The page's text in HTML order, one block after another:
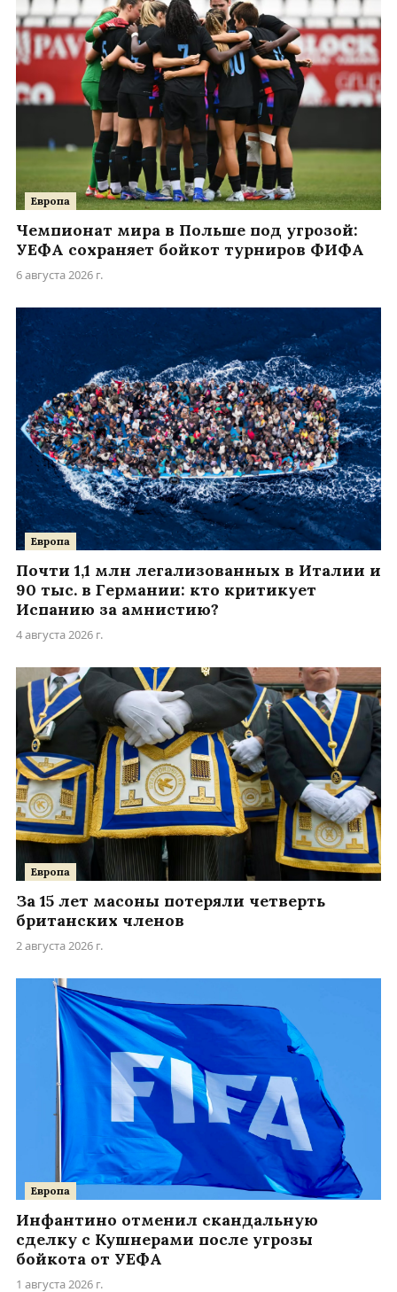
Европа
Чемпионат мира в Польше под угрозой:
УЕФА сохраняет бойкот турниров ФИФА
6 августа 2026 г.
Европа
Почти 1,1 млн легализованных в Италии и
90 тыс. в Германии: кто критикует
Испанию за амнистию?
4 августа 2026 г.
Европа
За 15 лет масоны потеряли четверть
британских членов
2 августа 2026 г.
Европа
Инфантино отменил скандальную
сделку с Кушнерами после угрозы
бойкота от УЕФА
1 августа 2026 г.